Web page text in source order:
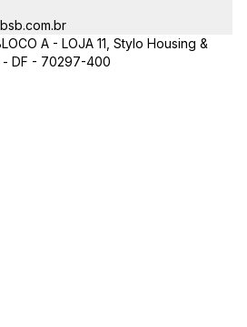
A - LOJA 11, Stylo Housing &
- DF - 70297-400